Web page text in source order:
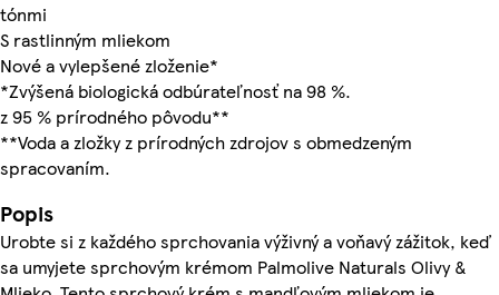
tónmi
S rastlinným mliekom
Nové a vylepšené zloženie*
*Zvýšená biologická odbúrateľnosť na 98 %.
z 95 % prírodného pôvodu**
**Voda a zložky z prírodných zdrojov s obmedzeným
spracovaním.
Popis
Urobte si z každého sprchovania výživný a voňavý zážitok, keď
sa umyjete sprchovým krémom Palmolive Naturals Olivy &